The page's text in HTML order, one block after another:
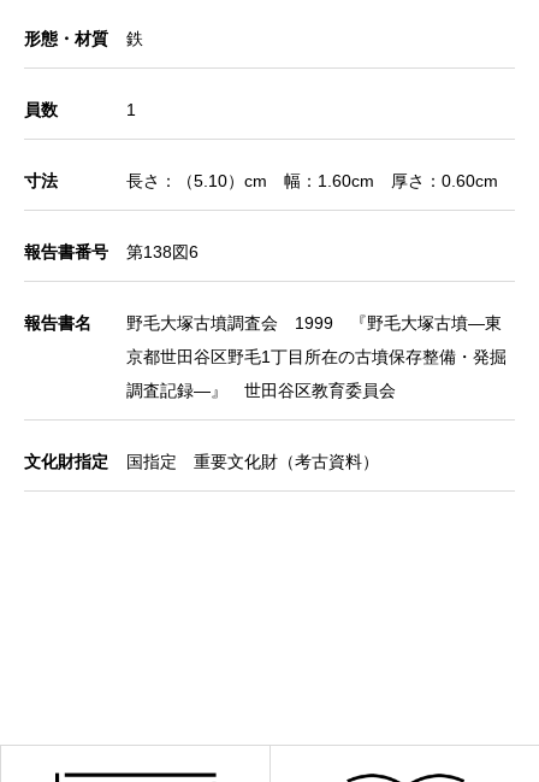
形態・材質 鉄
員数 1
寸法 長さ：（5.10）cm 幅：1.60cm 厚さ：0.60cm
報告書番号 第138図6
報告書名
野毛大塚古墳調査会 1999 『野毛大塚古墳―東
京都世田谷区野毛1丁目所在の古墳保存整備・発掘
調査記録―』 世田谷区教育委員会
文化財指定 国指定 重要文化財（考古資料）